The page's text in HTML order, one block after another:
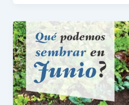
Qué
podemos
sembrar
en
nuestra
huerta